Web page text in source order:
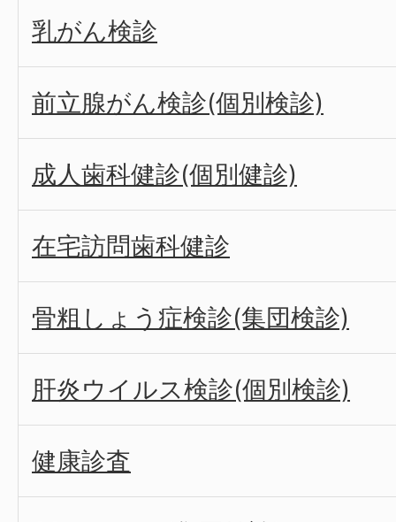
乳がん検診
前立腺がん検診(個別検診)
成人歯科健診(個別健診)
在宅訪問歯科健診
骨粗しょう症検診(集団検診)
肝炎ウイルス検診(個別検診)
健康診査